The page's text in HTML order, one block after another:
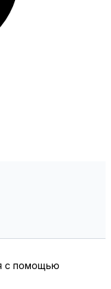
с помощью